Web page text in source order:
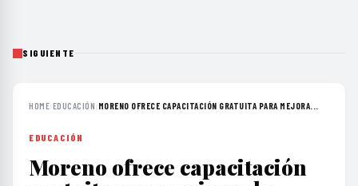
SIGUIENTE
HOME›EDUCACIÓN› MORENO OFRECE CAPACITACIÓN GRATUITA PARA MEJORA...
EDUCACIÓN
Moreno ofrece capacitación